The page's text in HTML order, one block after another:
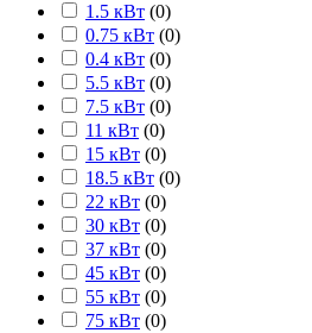
1.5 кВт (0)
0.75 кВт (0)
0.4 кВт (0)
5.5 кВт (0)
7.5 кВт (0)
11 кВт (0)
15 кВт (0)
18.5 кВт (0)
22 кВт (0)
30 кВт (0)
37 кВт (0)
45 кВт (0)
55 кВт (0)
75 кВт (0)